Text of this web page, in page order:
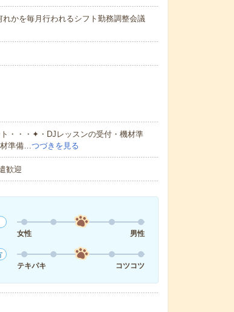
かを毎月行われるシフト勤務調整会議
・・・✦・DJレッスンの受付・機材準
材準備…つづきを見る
歓迎
女性
男性
テキパキ
コツコツ